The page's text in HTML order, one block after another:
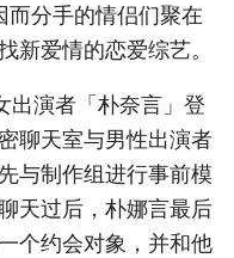
而分手的情侣们聚在
新爱情的恋爱综艺。
出演者「朴奈言」登
聊天室与男性出演者
与制作组进行事前模
天过后，朴娜言最后
个约会对象，并和他